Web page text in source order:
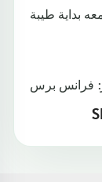
فرانس برس